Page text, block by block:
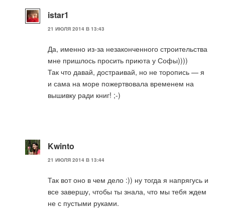
istar1
21 ИЮЛЯ 2014 В 13:43
Да, именно из-за незаконченного строительства
мне пришлось просить приюта у Софы))))
Так что давай, достраивай, но не торопись — я
и сама на море пожертвовала временем на
вышивку ради книг! ;-)
Kwinto
21 ИЮЛЯ 2014 В 13:44
Так вот оно в чем дело :)) ну тогда я напрягусь и
все завершу, чтобы ты знала, что мы тебя ждем
не с пустыми руками.